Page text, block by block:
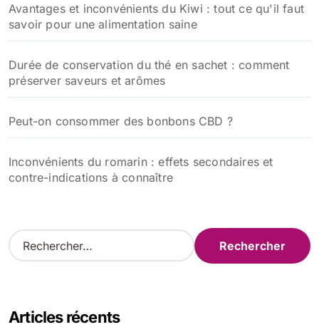
Avantages et inconvénients du Kiwi : tout ce qu'il faut
savoir pour une alimentation saine
Durée de conservation du thé en sachet : comment
préserver saveurs et arômes
Peut-on consommer des bonbons CBD ?
Inconvénients du romarin : effets secondaires et
contre-indications à connaître
R
e
r
Articles récents